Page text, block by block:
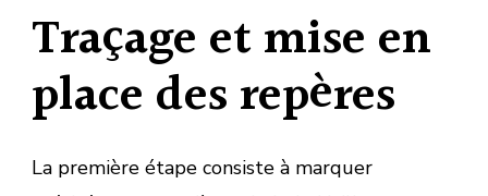
Traçage et mise en
place des repères
La première étape consiste à marquer